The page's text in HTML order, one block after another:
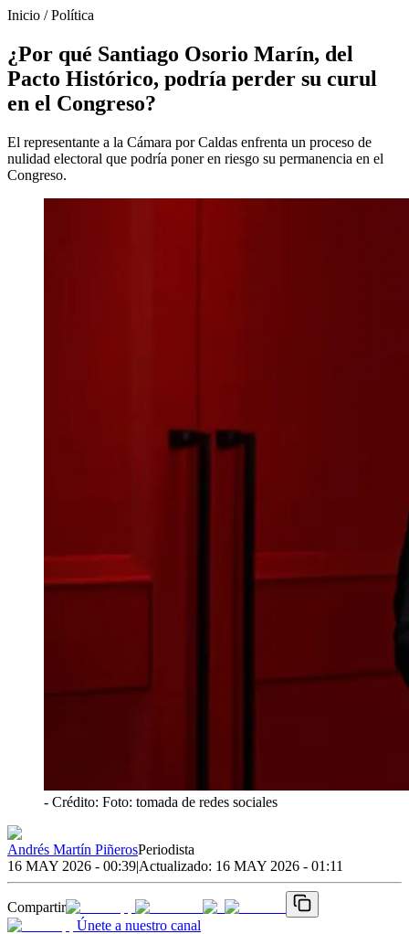
Inicio /Política
¿Por qué Santiago Osorio Marín, del
Pacto Histórico, podría perder su curul
en el Congreso?
El representante a la Cámara por Caldas enfrenta un proceso de
nulidad electoral que podría poner en riesgo su permanencia en el
Congreso.
- Crédito: Foto: tomada de redes sociales
Andrés Martín PiñerosPeriodista
16 MAY 2026 - 00:39|Actualizado: 16 MAY 2026 - 01:11
Compartir
Únete a nuestro canal